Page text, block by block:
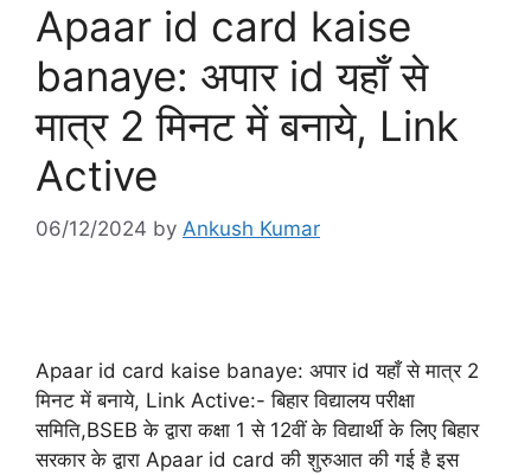
Apaar id card kaise
banaye: अपार id यहाँ से
मात्र 2 मिनट में बनाये, Link
Active
06/12/2024 by Ankush Kumar
Apaar id card kaise banaye: अपार id यहाँ से मात्र 2
मिनट में बनाये, Link Active:- बिहार विद्यालय परीक्षा
समिति,BSEB के द्वारा कक्षा 1 से 12वीं के विद्यार्थी के लिए बिहार
सरकार के द्वारा Apaar id card की शुरुआत की गई है इस